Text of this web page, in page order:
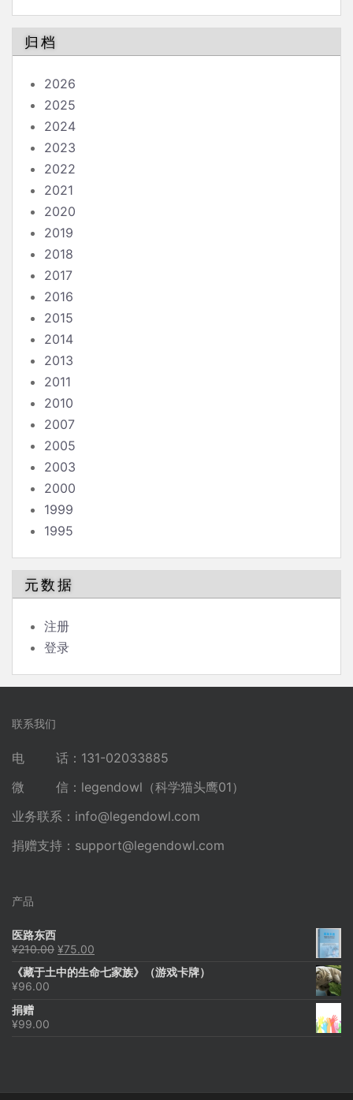
归档
2026
2025
2024
2023
2022
2021
2020
2019
2018
2017
2016
2015
2014
2013
2011
2010
2007
2005
2003
2000
1999
1995
元数据
注册
登录
联系我们
电 话：131-02033885
微 信：legendowl（科学猫头鹰01）
业务联系： info@legendowl.com
捐赠支持： support@legendowl.com
产品
医路东西
¥210.00 原
为：
¥75.00
价
《藏于土中的生命七家族》（游戏卡牌）
¥96.00
捐赠
¥99.00